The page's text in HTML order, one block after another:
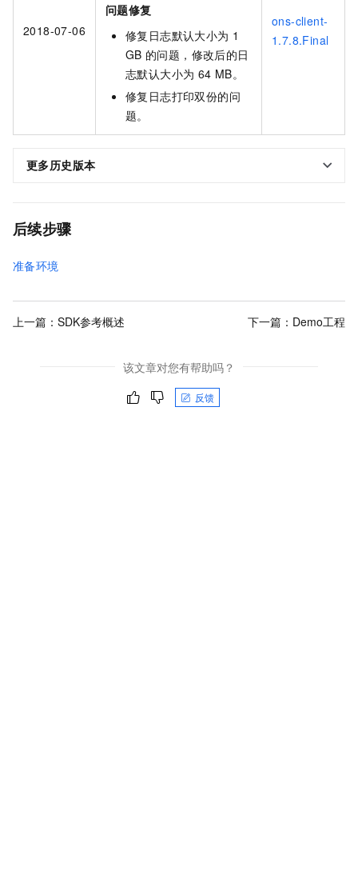
2018-07-06
问题修复
修复日志默认大小为 1
GB 的问题，修改后的日
志默认大小为 64 MB。
修复日志打印双份的问
题。
ons-client-
1.7.8.Final
更多历史版本
后续步骤
准备环境
上一篇： SDK参考概述 下一篇： Demo工程
该文章对您有帮助吗？
反馈